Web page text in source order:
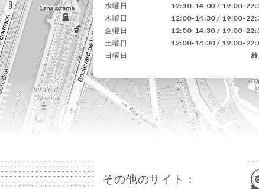
水曜日
12:30-14:00 / 19:00-
木曜日
12:00-14:30 / 19:00-
金曜日
12:00-14:30 / 19:00-
土曜日
12:00-14:30 / 19:00-
日曜日
その他のサイト：